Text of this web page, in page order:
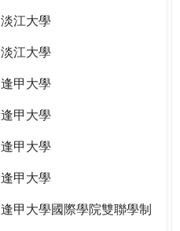
淡江大學
淡江大學
逢甲大學
逢甲大學
逢甲大學
逢甲大學
逢甲大學國際學院雙聯學制